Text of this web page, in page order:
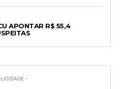
APONTAR R$ 55,4
-